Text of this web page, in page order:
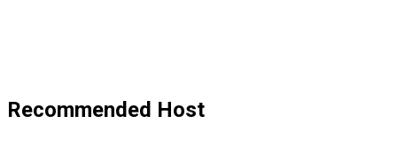
Recommended Host